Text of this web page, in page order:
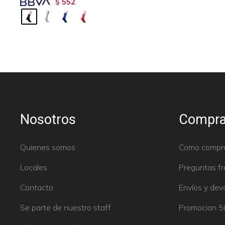
$
Nosotros
Quienes somos
Locales
Contacto
Se parte de nuestro staff
Como
Preguntas
Envíos y
Promocion